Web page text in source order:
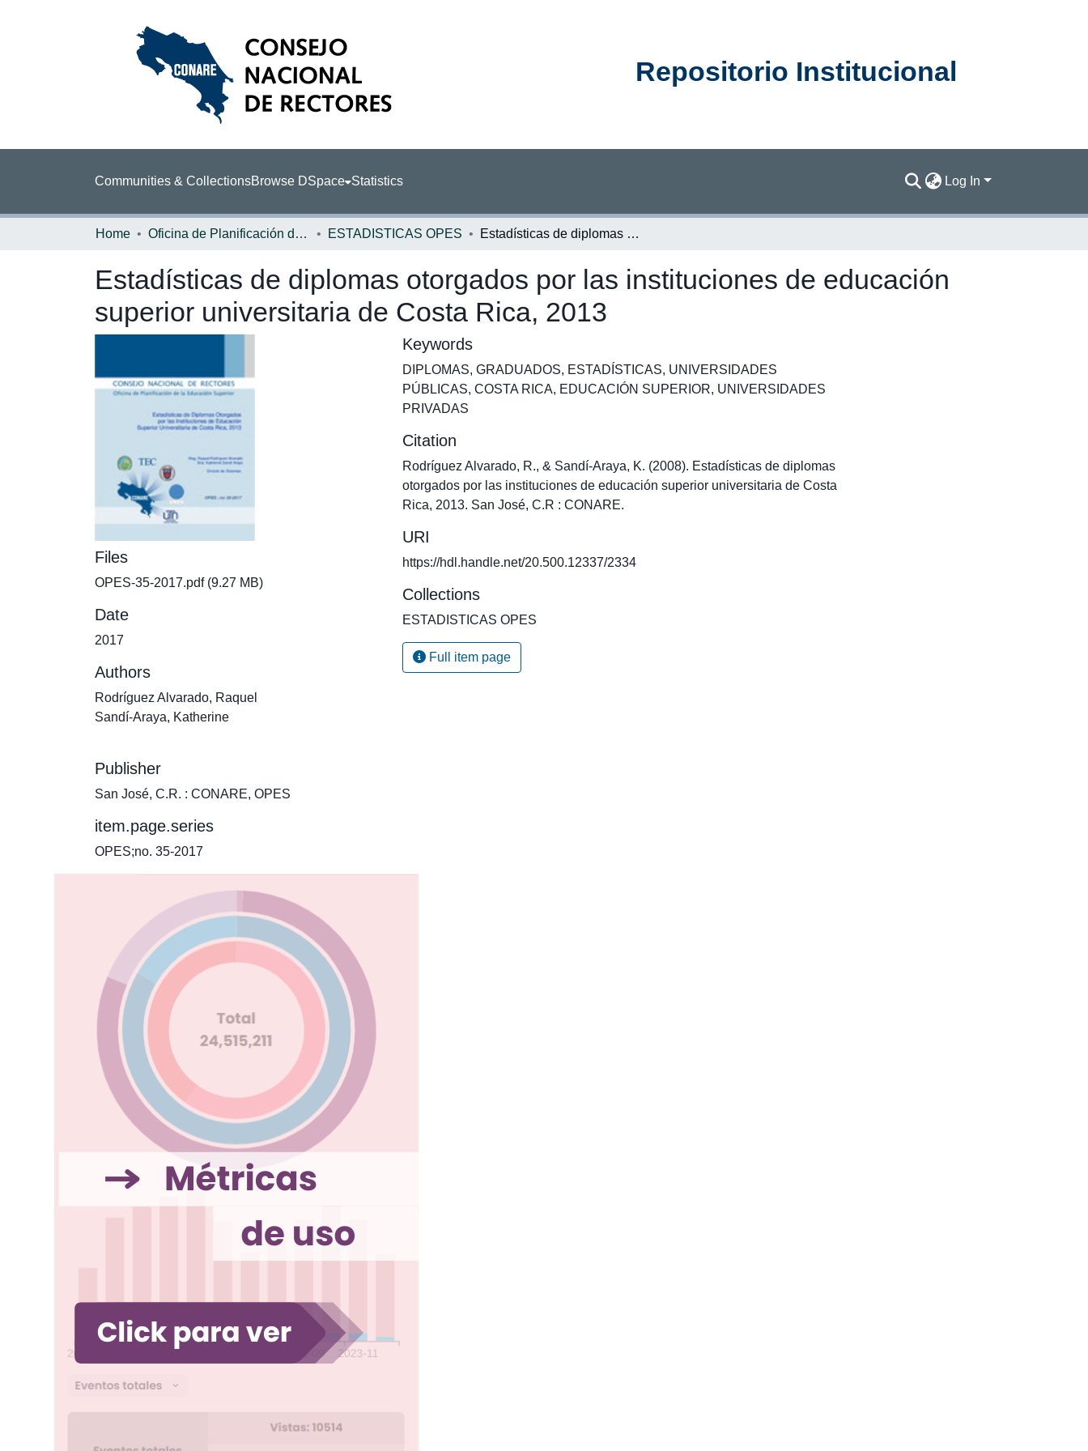
Repositorio Institucional
Communities & CollectionsBrowse DSpace Statistics Log In
Home Oficina de Planificación de la Educación Superior (OPES) ESTADISTICAS OPES Estadísticas de diplomas otorgados por las instituciones de educación superior universitaria de Costa Rica, 2013
Estadísticas de diplomas otorgados por las instituciones de educación
superior universitaria de Costa Rica, 2013
Files
OPES-35-2017.pdf(9.27 MB)
Date
2017
Authors
Rodríguez Alvarado, Raquel
Sandí-Araya, Katherine
Publisher
San José, C.R. : CONARE, OPES
item.page.series
OPES;no. 35-2017
Keywords
DIPLOMAS, GRADUADOS, ESTADÍSTICAS, UNIVERSIDADES
PÚBLICAS, COSTA RICA, EDUCACIÓN SUPERIOR, UNIVERSIDADES
PRIVADAS
Citation
Rodríguez Alvarado, R., & Sandí-Araya, K. (2008). Estadísticas de diplomas
otorgados por las instituciones de educación superior universitaria de Costa
Rica, 2013. San José, C.R : CONARE.
URI
https://hdl.handle.net/20.500.12337/2334
Collections
ESTADISTICAS OPES
Full item page